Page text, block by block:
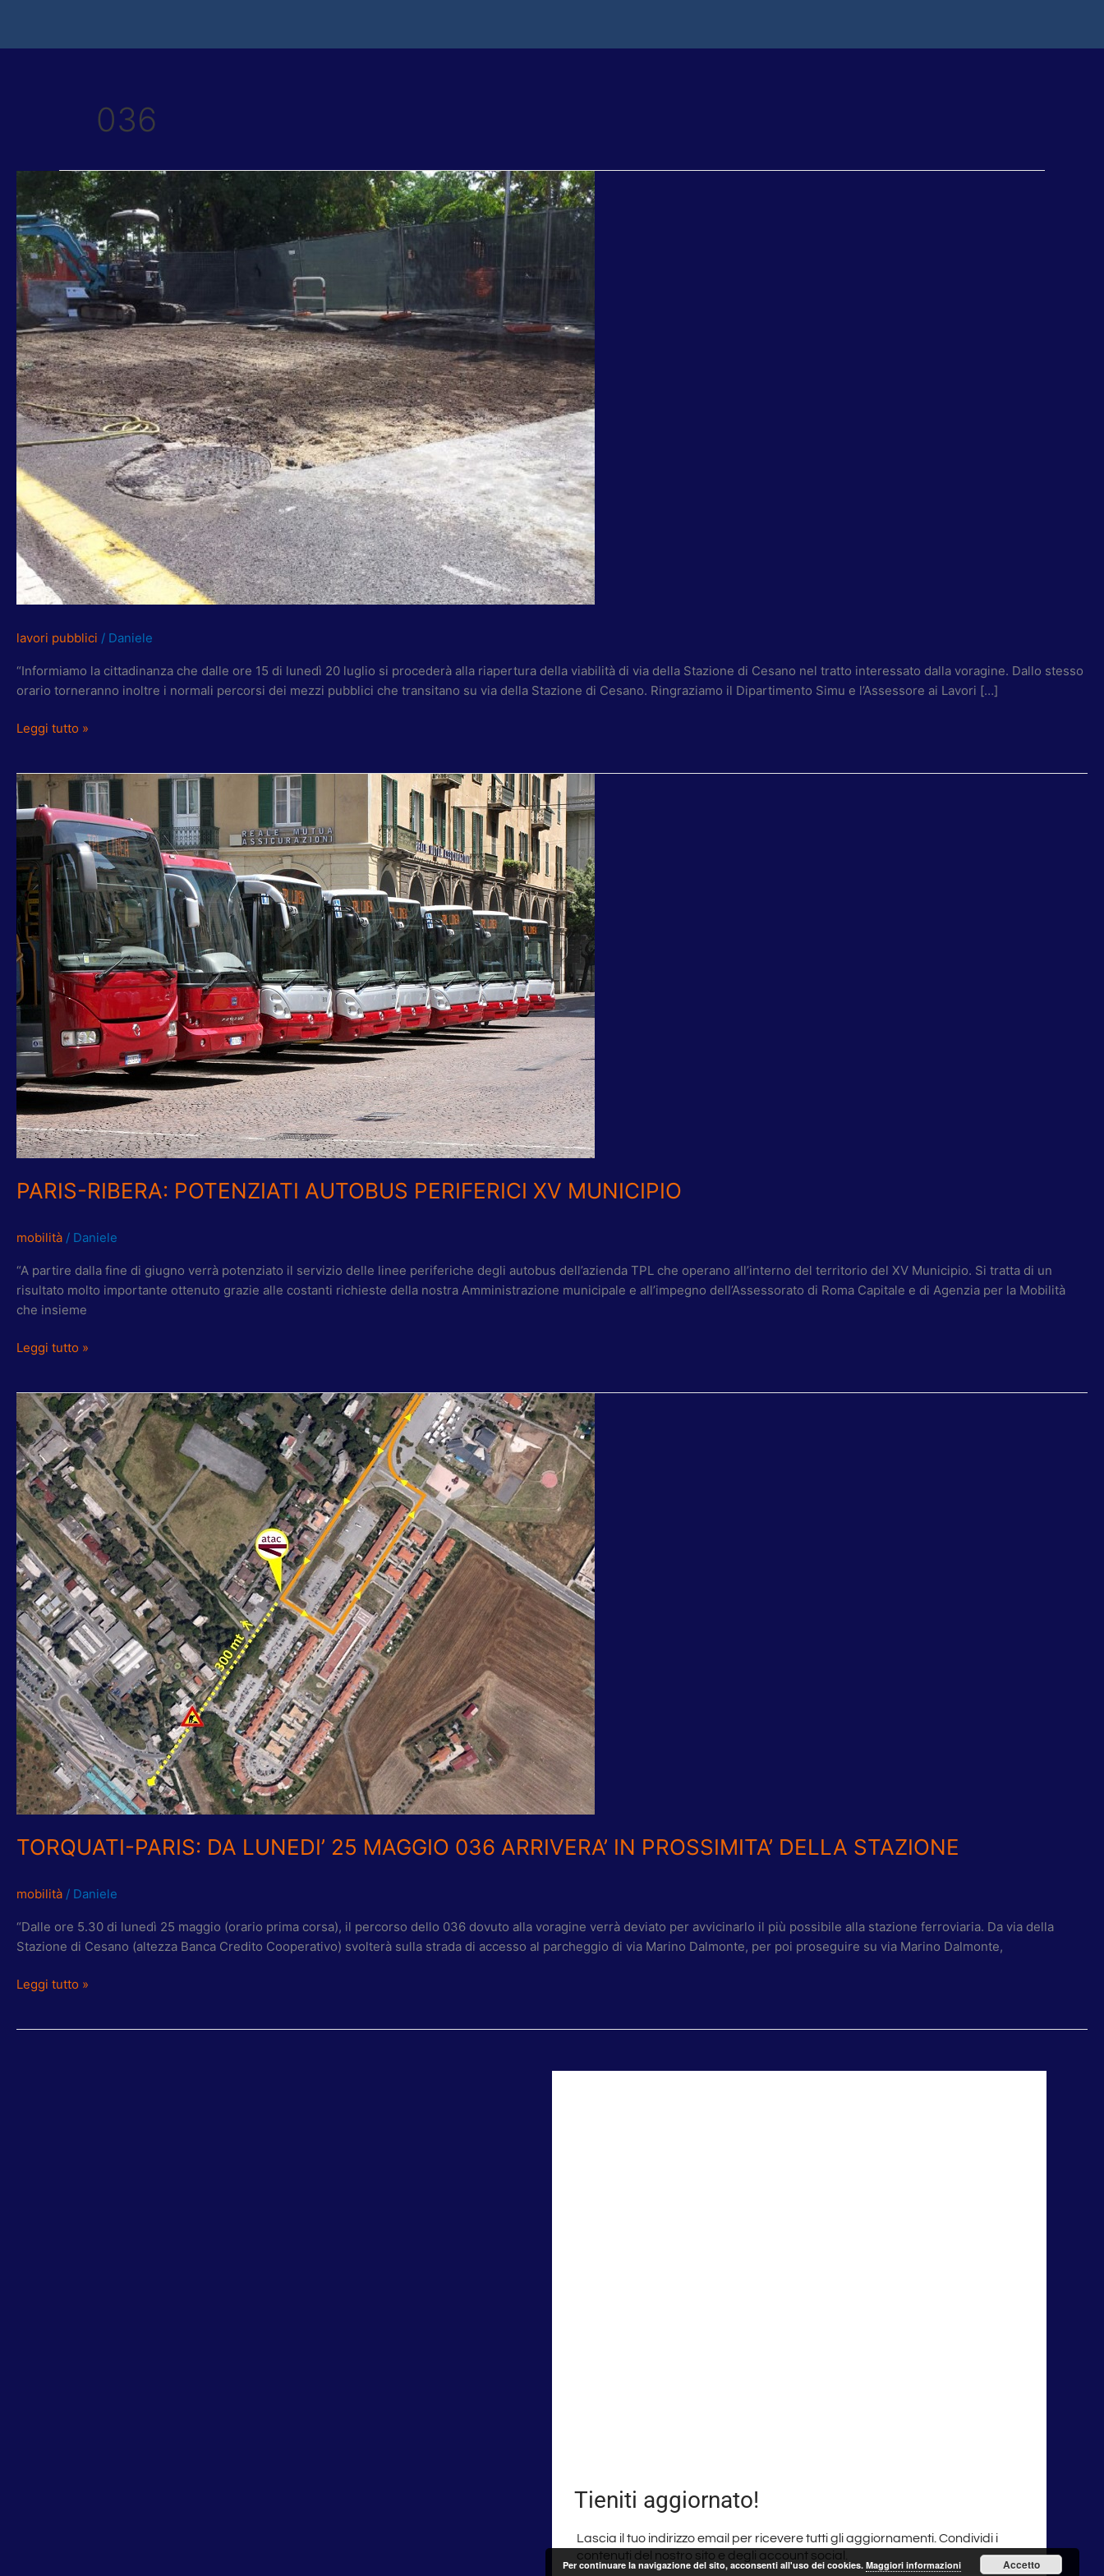
036
lavori pubblici / Daniele
“Informiamo la cittadinanza che dalle ore 15 di lunedì 20 luglio si procederà alla riapertura della viabilità di via della Stazione di Cesano nel tratto interessato dalla voragine. Dallo stesso
orario torneranno inoltre i normali percorsi dei mezzi pubblici che transitano su via della Stazione di Cesano. Ringraziamo il Dipartimento Simu e l’Assessore ai Lavori […]
TORQUATI-
PARIS:
CHIUSA
VORAGINE
CESANO,
DAL
20
LUGLIO
TORNA
VIABILITA’
REGOLARE
Leggi tutto »
PARIS-RIBERA: POTENZIATI AUTOBUS PERIFERICI XV MUNICIPIO
mobilità / Daniele
“A partire dalla fine di giugno verrà potenziato il servizio delle linee periferiche degli autobus dell’azienda TPL che operano all’interno del territorio del XV Municipio. Si tratta di un
risultato molto importante ottenuto grazie alle costanti richieste della nostra Amministrazione municipale e all’impegno dell’Assessorato di Roma Capitale e di Agenzia per la Mobilità
che insieme
PARIS-
RIBERA:
POTENZIATI
AUTOBUS
PERIFERICI
XV
MUNICIPIO
Leggi tutto »
TORQUATI-PARIS: DA LUNEDI’ 25 MAGGIO 036 ARRIVERA’ IN PROSSIMITA’ DELLA STAZIONE
mobilità / Daniele
“Dalle ore 5.30 di lunedì 25 maggio (orario prima corsa), il percorso dello 036 dovuto alla voragine verrà deviato per avvicinarlo il più possibile alla stazione ferroviaria. Da via della
Stazione di Cesano (altezza Banca Credito Cooperativo) svolterà sulla strada di accesso al parcheggio di via Marino Dalmonte, per poi proseguire su via Marino Dalmonte,
TORQUATI-
PARIS:
DA
LUNEDI’
25
MAGGIO
036
ARRIVERA’
IN
PROSSIMITA’
DELLA
STAZIONE
Leggi tutto »
Tieniti aggiornato!
Lascia il tuo indirizzo email per ricevere tutti gli aggiornamenti. Condividi i
contenuti del nostro sito e degli account social.
Per continuare la navigazione del sito, acconsenti all'uso dei cookies. Maggiori informazioni Accetto